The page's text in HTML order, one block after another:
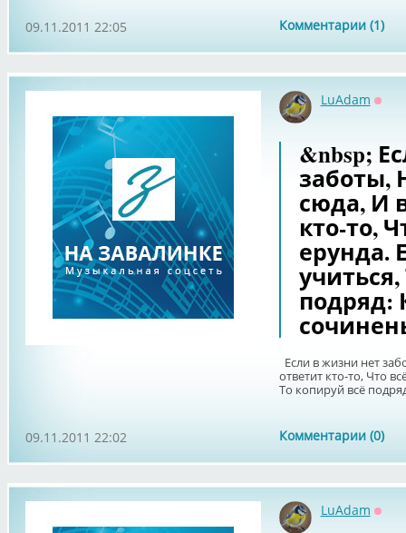
Комментарии (1)
09.11.2011 22:05
LuAdam
&nbsp;
заботы,
сюда, И
кто-то,
ерунда.
подряд:
Если в жизни нет
ответит кто-то, Что
То копируй всё
Комментарии (0)
09.11.2011 22:02
LuAdam